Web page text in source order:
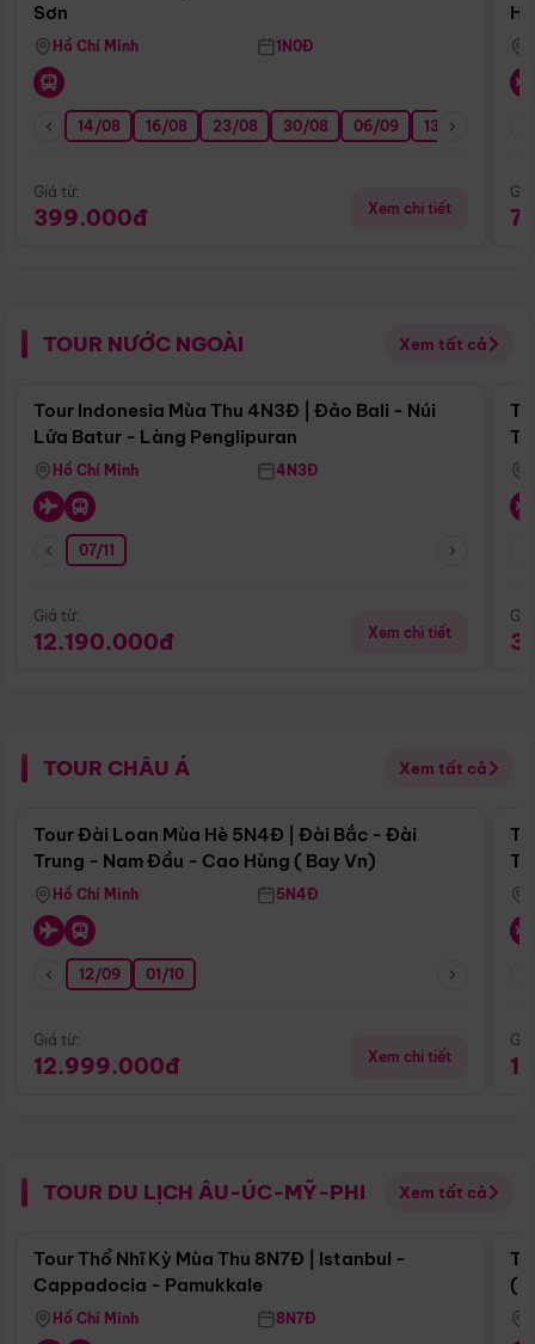
Sơn
Hồ Chí Minh 1N0Đ
14/08 16/08 23/08 30/08 06/09 13/09
Giá từ:
399.000đ Xem chi tiết
TOUR NƯỚC NGOÀI Xem tất cả
Điểm nổi bật
Tour Indonesia Mùa Thu 4N3Đ | Đảo Bali - Núi
Lửa Batur - Làng Penglipuran
Hồ Chí Minh 4N3Đ
07/11
Giá từ:
12.190.000đ Xem chi tiết
TOUR CHÂU Á Xem tất cả
Điểm nổi bật
Tour Đài Loan Mùa Hè 5N4Đ | Đài Bắc - Đài
Trung - Nam Đầu - Cao Hùng ( Bay Vn)
Hồ Chí Minh 5N4Đ
12/09 01/10
Giá từ:
12.999.000đ Xem chi tiết
TOUR DU LỊCH ÂU-ÚC-MỸ-PHI Xem tất cả
Điểm nổi bật
Tour Thổ Nhĩ Kỳ Mùa Thu 8N7Đ | Istanbul -
Cappadocia - Pamukkale
Hồ Chí Minh 8N7Đ